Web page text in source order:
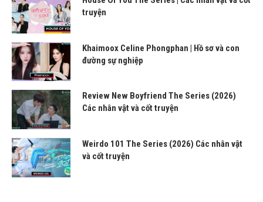
truyện
Khaimoox Celine Phongphan | Hồ sơ và con
đường sự nghiệp
Review New Boyfriend The Series (2026)
Các nhân vật và cốt truyện
Weirdo 101 The Series (2026) Các nhân vật
và cốt truyện